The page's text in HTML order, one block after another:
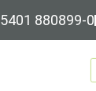
880899-0